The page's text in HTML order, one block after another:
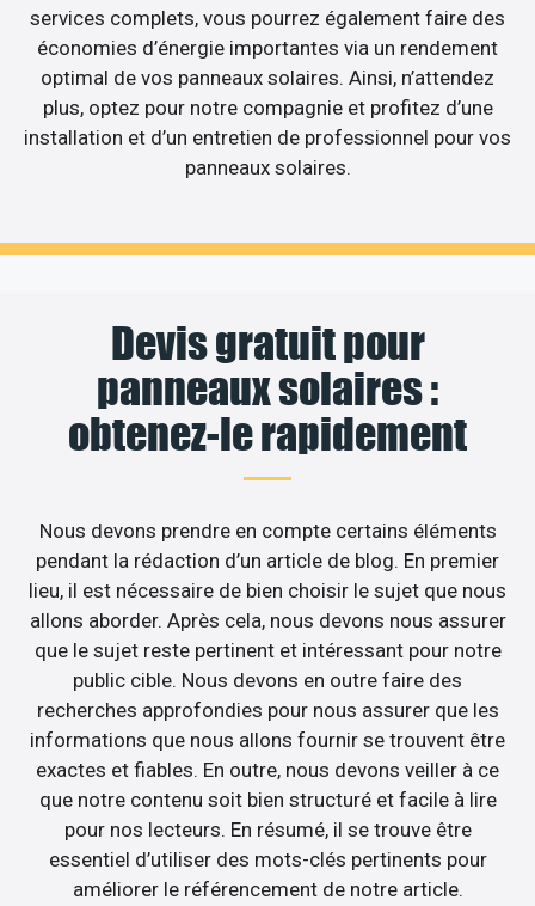
services complets, vous pourrez également faire des
économies d’énergie importantes via un rendement
optimal de vos panneaux solaires. Ainsi, n’attendez
plus, optez pour notre compagnie et profitez d’une
installation et d’un entretien de professionnel pour vos
panneaux solaires.
Devis gratuit pour
panneaux solaires :
obtenez-le rapidement
Nous devons prendre en compte certains éléments
pendant la rédaction d’un article de blog. En premier
lieu, il est nécessaire de bien choisir le sujet que nous
allons aborder. Après cela, nous devons nous assurer
que le sujet reste pertinent et intéressant pour notre
public cible. Nous devons en outre faire des
recherches approfondies pour nous assurer que les
informations que nous allons fournir se trouvent être
exactes et fiables. En outre, nous devons veiller à ce
que notre contenu soit bien structuré et facile à lire
pour nos lecteurs. En résumé, il se trouve être
essentiel d’utiliser des mots-clés pertinents pour
améliorer le référencement de notre article.